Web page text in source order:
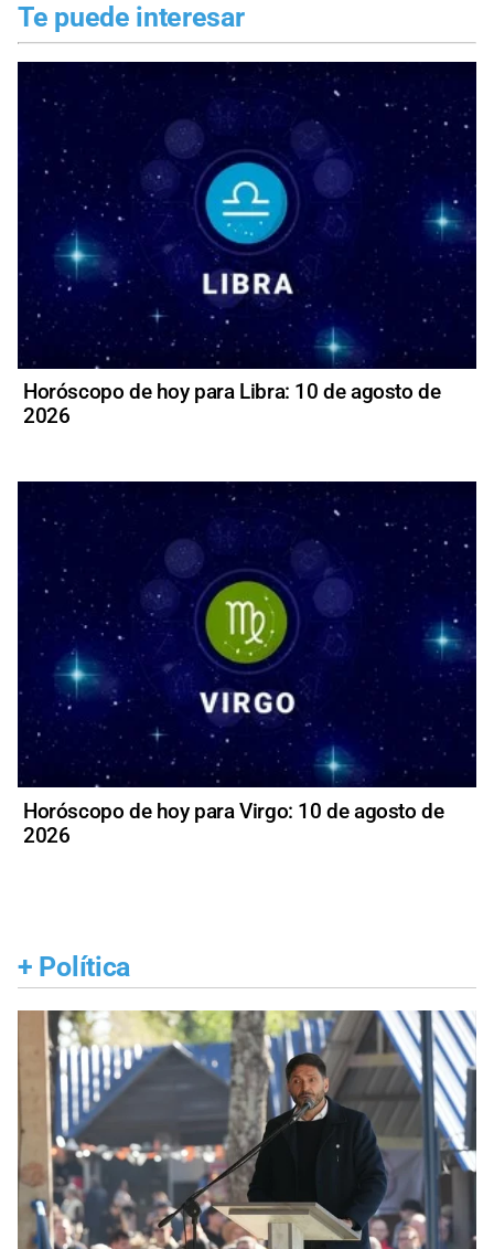
Te puede interesar
Horóscopo de hoy para Libra: 10 de agosto de
2026
Horóscopo de hoy para Virgo: 10 de agosto de
2026
+ Política